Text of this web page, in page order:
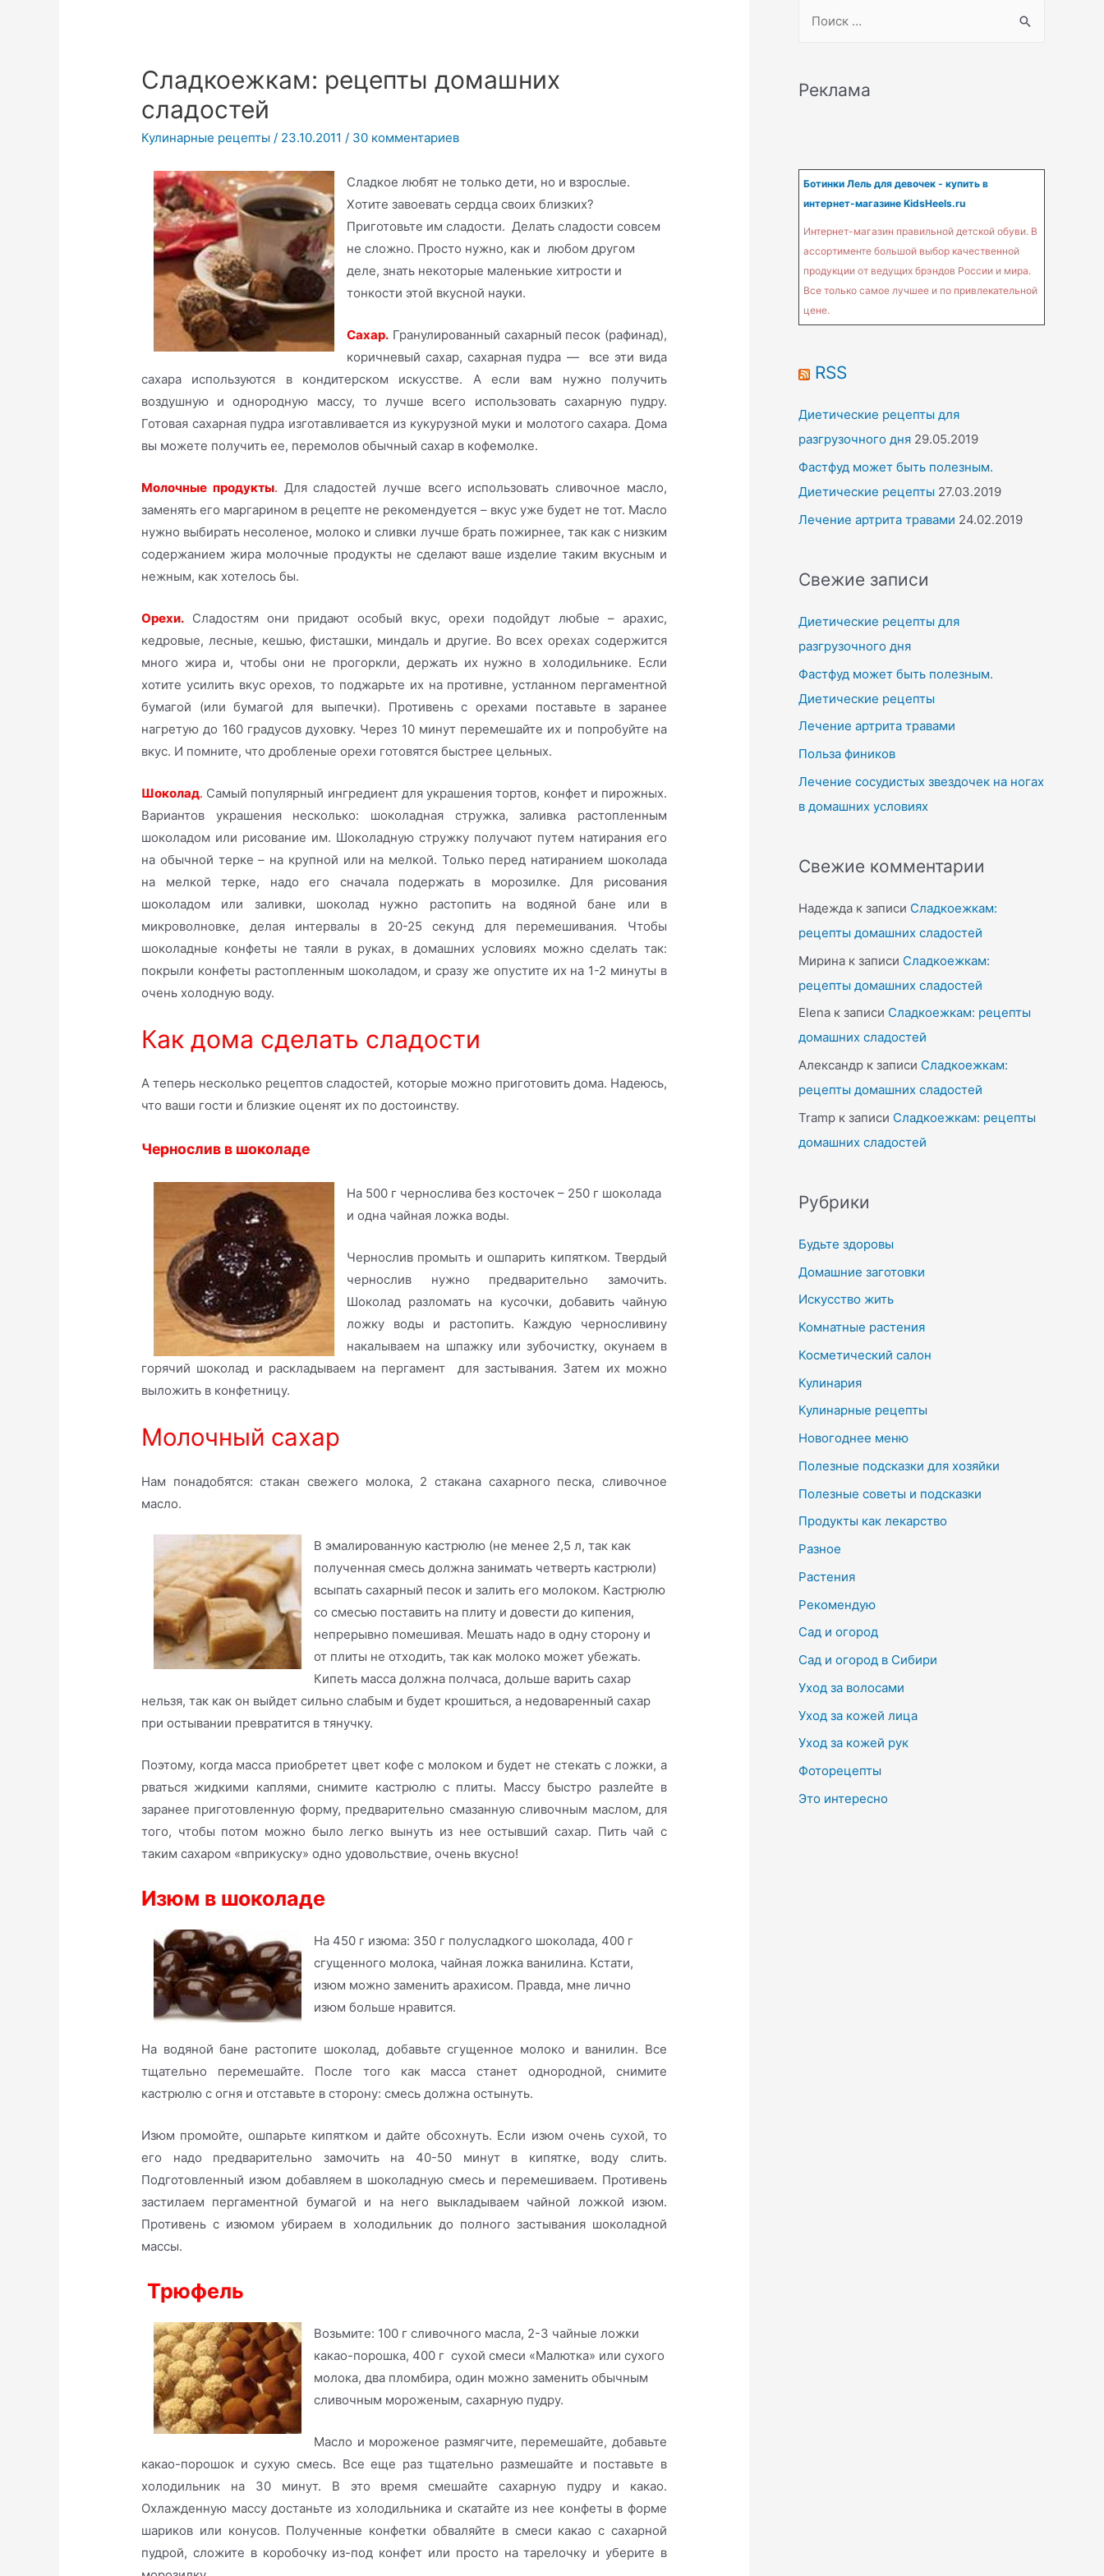
Сладкоежкам: рецепты домашних
сладостей
Кулинарные рецепты / 23.10.2011 / 30 комментариев
Сладкое любят не только дети, но и взрослые.
Хотите завоевать сердца своих близких?
Приготовьте им сладости. Делать сладости совсем
не сложно. Просто нужно, как и любом другом
деле, знать некоторые маленькие хитрости и
тонкости этой вкусной науки.
Сахар. Гранулированный сахарный песок (рафинад),
коричневый сахар, сахарная пудра — все эти вида
сахара используются в кондитерском искусстве. А если вам нужно получить
воздушную и однородную массу, то лучше всего использовать сахарную пудру.
Готовая сахарная пудра изготавливается из кукурузной муки и молотого сахара. Дома
вы можете получить ее, перемолов обычный сахар в кофемолке.
Молочные продукты. Для сладостей лучше всего использовать сливочное масло,
заменять его маргарином в рецепте не рекомендуется – вкус уже будет не тот. Масло
нужно выбирать несоленое, молоко и сливки лучше брать пожирнее, так как с низким
содержанием жира молочные продукты не сделают ваше изделие таким вкусным и
нежным, как хотелось бы.
Орехи. Сладостям они придают особый вкус, орехи подойдут любые – арахис,
кедровые, лесные, кешью, фисташки, миндаль и другие. Во всех орехах содержится
много жира и, чтобы они не прогоркли, держать их нужно в холодильнике. Если
хотите усилить вкус орехов, то поджарьте их на противне, устланном пергаментной
бумагой (или бумагой для выпечки). Противень с орехами поставьте в заранее
нагретую до 160 градусов духовку. Через 10 минут перемешайте их и попробуйте на
вкус. И помните, что дробленые орехи готовятся быстрее цельных.
Шоколад. Самый популярный ингредиент для украшения тортов, конфет и пирожных.
Вариантов украшения несколько: шоколадная стружка, заливка растопленным
шоколадом или рисование им. Шоколадную стружку получают путем натирания его
на обычной терке – на крупной или на мелкой. Только перед натиранием шоколада
на мелкой терке, надо его сначала подержать в морозилке. Для рисования
шоколадом или заливки, шоколад нужно растопить на водяной бане или в
микроволновке, делая интервалы в 20-25 секунд для перемешивания. Чтобы
шоколадные конфеты не таяли в руках, в домашних условиях можно сделать так:
покрыли конфеты растопленным шоколадом, и сразу же опустите их на 1-2 минуты в
очень холодную воду.
Как дома сделать сладости
А теперь несколько рецептов сладостей, которые можно приготовить дома. Надеюсь,
что ваши гости и близкие оценят их по достоинству.
Чернослив в шоколаде
На 500 г чернослива без косточек – 250 г шоколада
и одна чайная ложка воды.
Чернослив промыть и ошпарить кипятком. Твердый
чернослив нужно предварительно замочить.
Шоколад разломать на кусочки, добавить чайную
ложку воды и растопить. Каждую черносливину
накалываем на шпажку или зубочистку, окунаем в
горячий шоколад и раскладываем на пергамент для застывания. Затем их можно
выложить в конфетницу.
Молочный сахар
Нам понадобятся: стакан свежего молока, 2 стакана сахарного песка, сливочное
масло.
В эмалированную кастрюлю (не менее 2,5 л, так как
полученная смесь должна занимать четверть кастрюли)
всыпать сахарный песок и залить его молоком. Кастрюлю
со смесью поставить на плиту и довести до кипения,
непрерывно помешивая. Мешать надо в одну сторону и
от плиты не отходить, так как молоко может убежать.
Кипеть масса должна полчаса, дольше варить сахар
нельзя, так как он выйдет сильно слабым и будет крошиться, а недоваренный сахар
при остывании превратится в тянучку.
Поэтому, когда масса приобретет цвет кофе с молоком и будет не стекать с ложки, а
рваться жидкими каплями, снимите кастрюлю с плиты. Массу быстро разлейте в
заранее приготовленную форму, предварительно смазанную сливочным маслом, для
того, чтобы потом можно было легко вынуть из нее остывший сахар. Пить чай с
таким сахаром «вприкуску» одно удовольствие, очень вкусно!
Изюм в шоколаде
На 450 г изюма: 350 г полусладкого шоколада, 400 г
сгущенного молока, чайная ложка ванилина. Кстати,
изюм можно заменить арахисом. Правда, мне лично
изюм больше нравится.
На водяной бане растопите шоколад, добавьте сгущенное молоко и ванилин. Все
тщательно перемешайте. После того как масса станет однородной, снимите
кастрюлю с огня и отставьте в сторону: смесь должна остынуть.
Изюм промойте, ошпарьте кипятком и дайте обсохнуть. Если изюм очень сухой, то
его надо предварительно замочить на 40-50 минут в кипятке, воду слить.
Подготовленный изюм добавляем в шоколадную смесь и перемешиваем. Противень
застилаем пергаментной бумагой и на него выкладываем чайной ложкой изюм.
Противень с изюмом убираем в холодильник до полного застывания шоколадной
массы.
Трюфель
Возьмите: 100 г сливочного масла, 2-3 чайные ложки
какао-порошка, 400 г сухой смеси «Малютка» или сухого
молока, два пломбира, один можно заменить обычным
сливочным мороженым, сахарную пудру.
Масло и мороженое размягчите, перемешайте, добавьте
какао-порошок и сухую смесь. Все еще раз тщательно размешайте и поставьте в
холодильник на 30 минут. В это время смешайте сахарную пудру и какао.
Охлажденную массу достаньте из холодильника и скатайте из нее конфеты в форме
шариков или конусов. Полученные конфетки обваляйте в смеси какао с сахарной
пудрой, сложите в коробочку из-под конфет или просто на тарелочку и уберите в
r
o
Реклама
Ботинки Лель для девочек - купить в
интернет-магазине KidsHeels.ru
Интернет-магазин правильной детской обуви. В
ассортименте большой выбор качественной
продукции от ведущих брэндов России и мира.
Все только самое лучшее и по привлекательной
цене.
RSS
Диетические рецепты для
разгрузочного дня 29.05.2019
Фастфуд может быть полезным.
Диетические рецепты 27.03.2019
Лечение артрита травами 24.02.2019
Свежие записи
Диетические рецепты для
разгрузочного дня
Фастфуд может быть полезным.
Диетические рецепты
Лечение артрита травами
Польза фиников
Лечение сосудистых звездочек на ногах
в домашних условиях
Свежие комментарии
Надежда к записи Сладкоежкам:
рецепты домашних сладостей
Мирина к записи Сладкоежкам:
рецепты домашних сладостей
Elena к записи Сладкоежкам: рецепты
домашних сладостей
Александр к записи Сладкоежкам:
рецепты домашних сладостей
Tramp к записи Сладкоежкам: рецепты
домашних сладостей
Рубрики
Будьте здоровы
Домашние заготовки
Искусство жить
Комнатные растения
Косметический салон
Кулинария
Кулинарные рецепты
Новогоднее меню
Полезные подсказки для хозяйки
Полезные советы и подсказки
Продукты как лекарство
Разное
Растения
Рекомендую
Сад и огород
Сад и огород в Сибири
Уход за волосами
Уход за кожей лица
Уход за кожей рук
Фоторецепты
Это интересно